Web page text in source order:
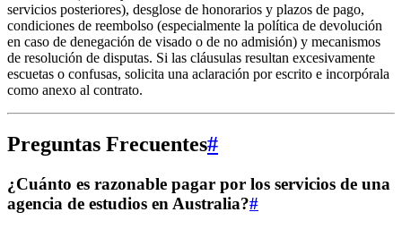
servicios posteriores), desglose de honorarios y plazos de pago,
condiciones de reembolso (especialmente la política de devolución
en caso de denegación de visado o de no admisión) y mecanismos
de resolución de disputas. Si las cláusulas resultan excesivamente
escuetas o confusas, solicita una aclaración por escrito e incorpórala
como anexo al contrato.
Preguntas Frecuentes#
¿Cuánto es razonable pagar por los servicios de una
agencia de estudios en Australia?#